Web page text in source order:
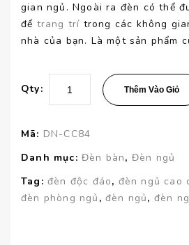
gian ngủ. Ngoài ra đèn có thể
để trang trí trong các không
nhà của bạn. Là một sản phẩm
Qty: Thêm Vào Giỏ
Mã: DN-CC84
Danh mục: Đèn bàn, Đèn ngủ
Tag: đèn độc đáo, đèn ngủ cao
đèn phòng ngủ ,đèn ngủ, đèn